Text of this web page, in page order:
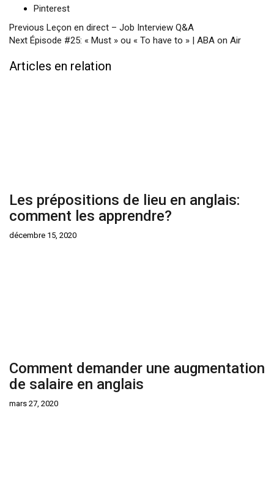
Pinterest
Previous Leçon en direct – Job Interview Q&A
Next Épisode #25: « Must » ou « To have to » | ABA on Air
Articles en relation
Les prépositions de lieu en anglais:
comment les apprendre?
décembre 15, 2020
Comment demander une augmentation
de salaire en anglais
mars 27, 2020